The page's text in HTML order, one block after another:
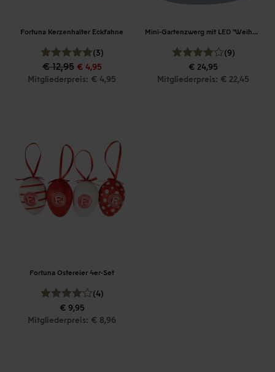
Fortuna Kerzenhalter Eckfahne
(3)
€ 12,95 € 4,95
Mitgliederpreis: € 4,95
Mini-Gartenzwerg mit LED "Weihnachtsbaum"
(9)
€ 24,95
Mitgliederpreis: € 22,45
Fortuna Ostereier 4er-Set
(4)
€ 9,95
Mitgliederpreis: € 8,96